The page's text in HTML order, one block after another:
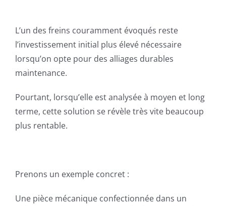
L’un des freins couramment évoqués reste
l’investissement initial plus élevé nécessaire
lorsqu’on opte pour des alliages durables
maintenance.
Pourtant, lorsqu’elle est analysée à moyen et long
terme, cette solution se révèle très vite beaucoup
plus rentable.
Prenons un exemple concret :
Une pièce mécanique confectionnée dans un